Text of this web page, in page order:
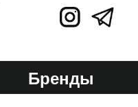
Бренды